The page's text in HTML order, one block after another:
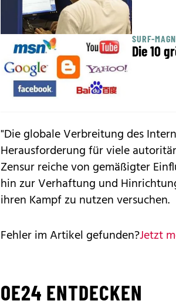
SURF-
Die 10
"Die globale Verbreitung des
Herausforderung für viele
Zensur reiche von gemäßigter
hin zur Verhaftung und
ihren Kampf zu nutzen versuchen.
Fehler im Artikel gefunden?Jetzt
OE24 ENTDECKEN